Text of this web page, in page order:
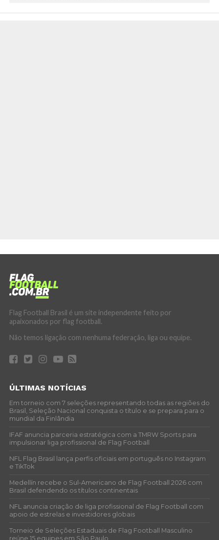
Flag Football Brasil é um site independente feito por
apaixonados por flag football.
Não temos ligação com nenhuma federação, liga ou equipe.
ÚLTIMAS NOTÍCIAS
Em torneio com 7 seleções representando todas as regiões do
Brasil, Seleção Nacional conquista o título e se prepara para o
mundial da Finlândia
IFAF anuncia parceria estratégica com a TMRW Sports para
impulsionar liga profissional de Flag Football
NFL Flag Brasil lança perfis oficiais em português no Instagram
e TikTok
Medellín recebe o Sul-Americano de Flag Football 2026 com
Brasil defendendo os títulos continentais
NFL anuncia criação de liga profissional de Flag Football com
apoio de estrelas e investidores globais
Torneio de Seleções Estaduais de Flag Football Masculino
reúne 15 equipes em São Paulo